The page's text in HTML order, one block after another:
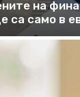
на
са само в